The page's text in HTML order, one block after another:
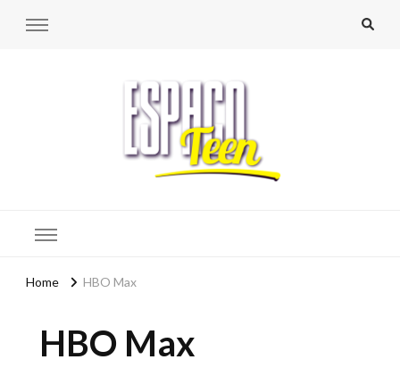
Home HBO Max
HBO Max